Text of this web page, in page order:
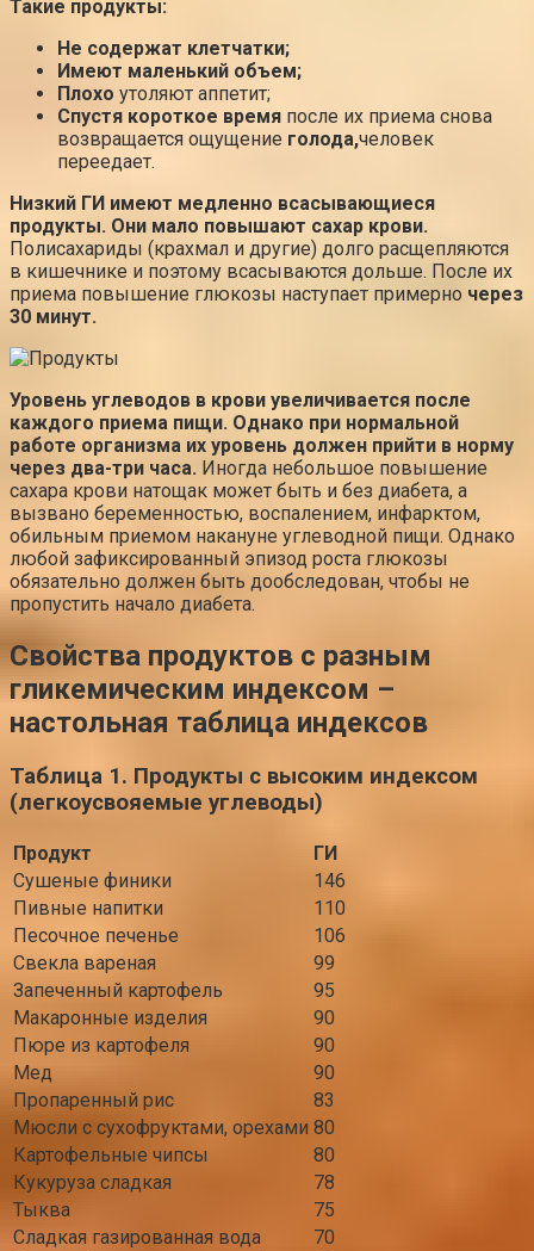
Такие продукты:
Не содержат клетчатки;
Имеют маленький объем;
Плохо утоляют аппетит;
Спустя короткое время после их приема снова
возвращается ощущение голода,человек
переедает.
Низкий ГИ имеют медленно всасывающиеся
продукты. Они мало повышают сахар крови.
Полисахариды (крахмал и другие) долго расщепляются
в кишечнике и поэтому всасываются дольше. После их
приема повышение глюкозы наступает примерно через
30 минут.
Уровень углеводов в крови увеличивается после
каждого приема пищи. Однако при нормальной
работе организма их уровень должен прийти в норму
через два-три часа. Иногда небольшое повышение
сахара крови натощак может быть и без диабета, а
вызвано беременностью, воспалением, инфарктом,
обильным приемом накануне углеводной пищи. Однако
любой зафиксированный эпизод роста глюкозы
обязательно должен быть дообследован, чтобы не
пропустить начало диабета.
Свойства продуктов с разным
гликемическим индексом –
настольная таблица индексов
Таблица 1. Продукты с высоким индексом
(легкоусвояемые углеводы)
Продукт
ГИ
Сушеные финики
146
Пивные напитки
110
Песочное печенье
106
Свекла вареная
99
Запеченный картофель
95
Макаронные изделия
90
Пюре из картофеля
90
Мед
90
Пропаренный рис
83
Мюсли с сухофруктами, орехами 80
Картофельные чипсы
80
Кукуруза сладкая
78
Тыква
75
Сладкая газированная вода
70